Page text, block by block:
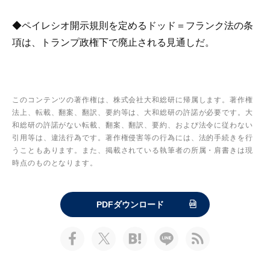
◆ペイレシオ開示規則を定めるドッド＝フランク法の条
項は、トランプ政権下で廃止される見通しだ。
このコンテンツの著作権は、株式会社大和総研に帰属します。著作権
法上、転載、翻案、翻訳、要約等は、大和総研の許諾が必要です。大
和総研の許諾がない転載、翻案、翻訳、要約、および法令に従わない
引用等は、違法行為です。著作権侵害等の行為には、法的手続きを行
うこともあります。また、掲載されている執筆者の所属・肩書きは現
時点のものとなります。
PDFダウンロード